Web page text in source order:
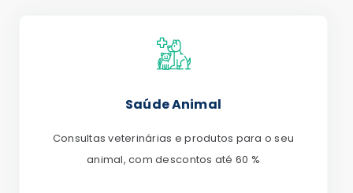
Saúde Animal
Consultas veterinárias e produtos para o seu
animal, com descontos até 60 %